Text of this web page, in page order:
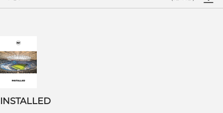
INSTALLED